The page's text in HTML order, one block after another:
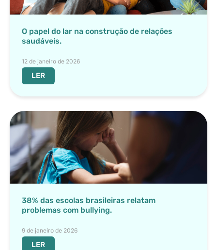
O papel do lar na construção de relações
saudáveis.
12 de janeiro de 2026
LER
38% das escolas brasileiras relatam
problemas com bullying.
9 de janeiro de 2026
LER